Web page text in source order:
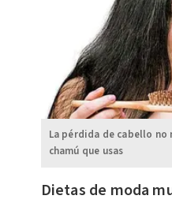
La pérdida de cabello
chamú que usas
Dietas de moda